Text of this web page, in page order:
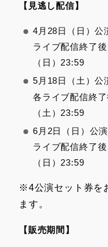
【見逃し配信】
4月28日（日）公
ライブ配信終了
（日）23:59
5月18日（土）公
各ライブ配信終
（土）23:59
6月2日（日）公演
ライブ配信終了
（日）23:59
※4公演セット券を
ます。
【販売期間】